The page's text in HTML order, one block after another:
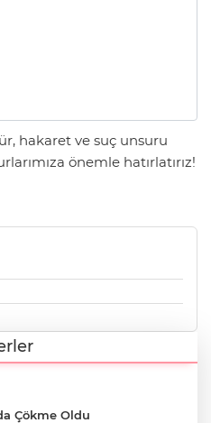
hakaret ve suç unsuru
önemle hatırlatırız!
Çökme Oldu